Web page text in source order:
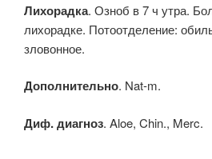
Лихорадка. Озноб в 7 ч утра.
лихорадке. Потоотделение:
зловонное.
Дополнительно. Nat-m.
Диф. диагноз. Aloe, Chin., Merc.